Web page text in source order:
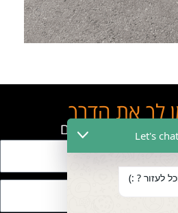
לך את הדרך
ונחזור אליך בהקדם
Let's
לעזור ? :)